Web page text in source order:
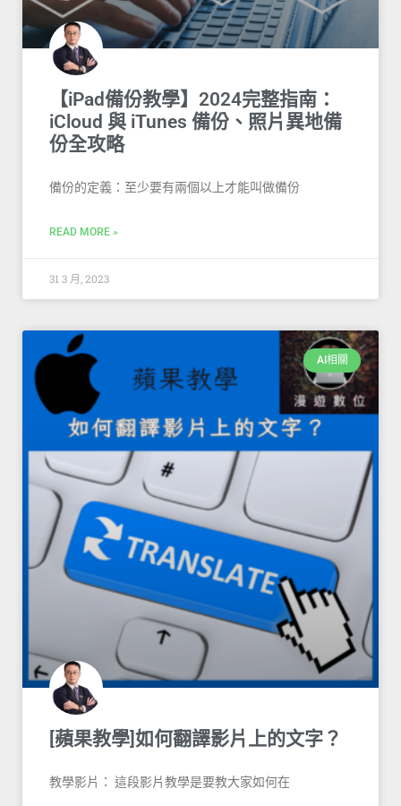
【iPad備份教學】2024完整指南：
iCloud 與 iTunes 備份、照片異地備
份全攻略
備份的定義：至少要有兩個以上才能叫做備份
READ MORE »
31 3 月, 2023
AI相關
[蘋果教學]如何翻譯影片上的文字？
教學影片： 這段影片教學是要教大家如何在